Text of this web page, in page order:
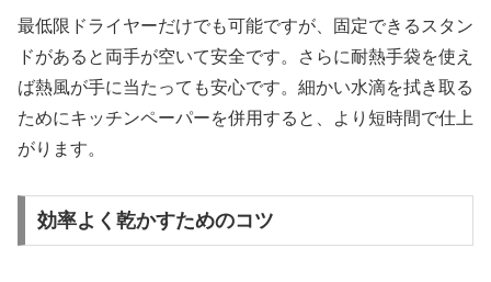
最低限ドライヤーだけでも可能ですが、固定できるスタン
ドがあると両手が空いて安全です。さらに耐熱手袋を使え
ば熱風が手に当たっても安心です。細かい水滴を拭き取る
ためにキッチンペーパーを併用すると、より短時間で仕上
がります。
効率よく乾かすためのコツ